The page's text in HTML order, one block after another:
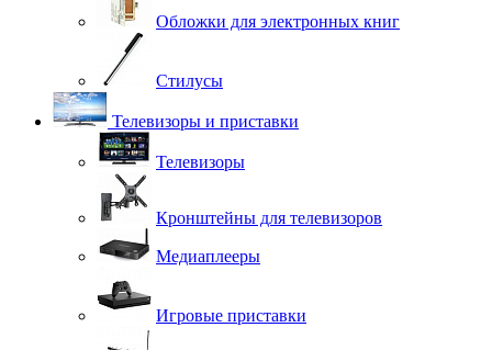
Обложки для электронных книг
Стилусы
Телевизоры и приставки
Телевизоры
Кронштейны для телевизоров
Медиаплееры
Игровые приставки